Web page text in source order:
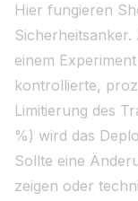
Hier fungieren
einem
kontrollierte,
Limitierung des
%) wird das
Sollte eine
zeigen oder